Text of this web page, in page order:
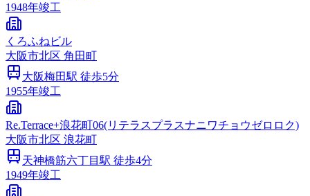
1948年竣工
くろふねビル
大阪市北区 角田町
大阪梅田駅 徒歩5分
1955年竣工
Re.Terrace+浪花町06(リテラスプラスナニワチョウゼロロク)
大阪市北区 浪花町
天神橋筋六丁目 駅 徒歩4分
1949年竣工